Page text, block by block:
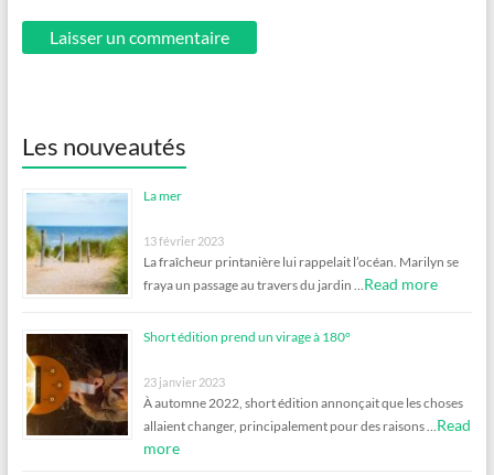
Les nouveautés
La mer
13 février 2023
La fraîcheur printanière lui rappelait l’océan. Marilyn se
fraya un passage au travers du jardin …Read more
Short édition prend un virage à 180°
23 janvier 2023
À automne 2022, short édition annonçait que les choses
allaient changer, principalement pour des raisons …Read
more